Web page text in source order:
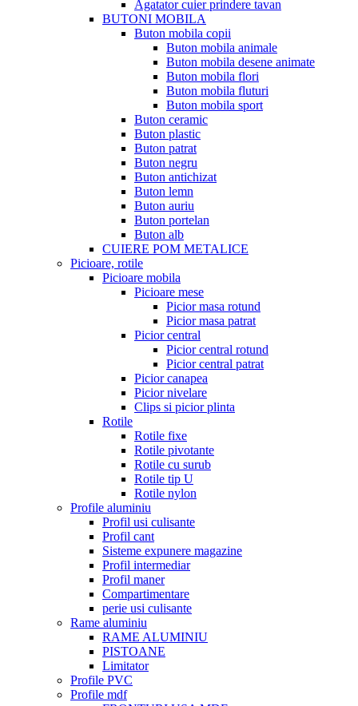
Agatator cuier prindere tavan
BUTONI MOBILA
Buton mobila copii
Buton mobila animale
Buton mobila desene animate
Buton mobila flori
Buton mobila fluturi
Buton mobila sport
Buton ceramic
Buton plastic
Buton patrat
Buton negru
Buton antichizat
Buton lemn
Buton auriu
Buton portelan
Buton alb
CUIERE POM METALICE
Picioare, rotile
Picioare mobila
Picioare mese
Picior masa rotund
Picior masa patrat
Picior central
Picior central rotund
Picior central patrat
Picior canapea
Picior nivelare
Clips si picior plinta
Rotile
Rotile fixe
Rotile pivotante
Rotile cu surub
Rotile tip U
Rotile nylon
Profile aluminiu
Profil usi culisante
Profil cant
Sisteme expunere magazine
Profil intermediar
Profil maner
Compartimentare
perie usi culisante
Rame aluminiu
RAME ALUMINIU
PISTOANE
Limitator
Profile PVC
Profile mdf